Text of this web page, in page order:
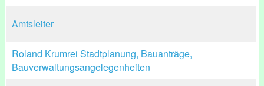
Amtsleiter
Roland Krumrei Stadtplanung, Bauanträge,
Bauverwaltungsangelegenheiten